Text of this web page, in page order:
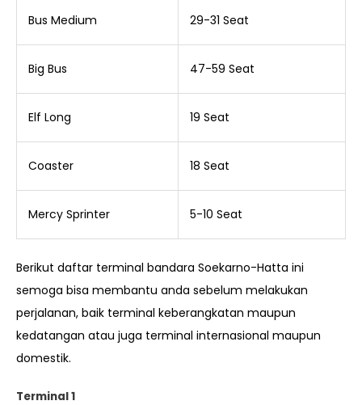
Bus Medium 29-31 Seat
Big Bus 47-59 Seat
Elf Long 19 Seat
Coaster 18 Seat
Mercy Sprinter 5-10 Seat
Berikut daftar terminal bandara Soekarno-Hatta ini
semoga bisa membantu anda sebelum melakukan
perjalanan, baik terminal keberangkatan maupun
kedatangan atau juga terminal internasional maupun
domestik.
Terminal 1